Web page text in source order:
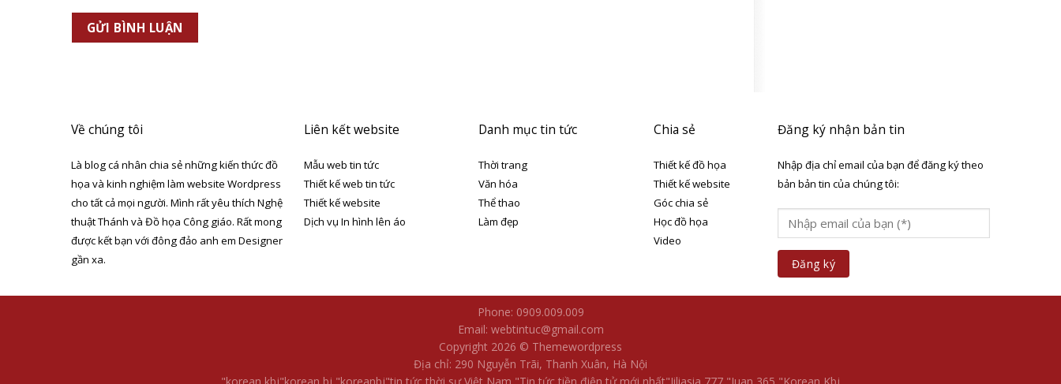
Về chúng tôi
Là blog cá nhân chia sẻ những kiến thức đồ
họa và kinh nghiệm làm website Wordpress
cho tất cả mọi người. Mình rất yêu thích Nghệ
thuật Thánh và Đồ họa Công giáo. Rất mong
được kết bạn với đông đảo anh em Designer
gần xa.
Liên kết website
Mẫu web tin tức
Thiết kế web tin tức
Thiết kế website
Dịch vụ In hình lên áo
Danh mục tin tức
Thời trang
Văn hóa
Thể thao
Làm đẹp
Chia sẻ
Thiết kế đồ họa
Thiết kế website
Góc chia sẻ
Học đồ họa
Video
Đăng ký nhận bản tin
Nhập địa chỉ email của bạn để đăng ký theo
bản bản tin của chúng tôi:
Phone: 0909.009.009
Email: webtintuc@gmail.com
Copyright 2026 © Themewordpress
Địa chỉ: 290 Nguyễn Trãi, Thanh Xuân, Hà Nội